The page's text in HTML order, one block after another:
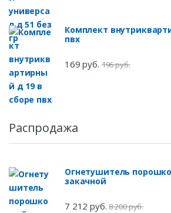
Комплект
пвх
169 руб. 196 руб.
Распродажа
Огнетушитель
закачной
7 212 руб. 8 200 руб.